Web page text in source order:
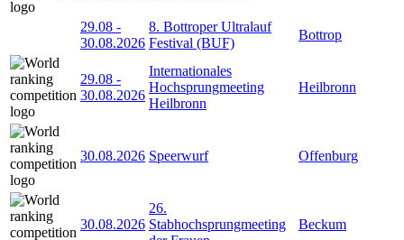
29.08 -
30.08.2026
8. Bottroper Ultralauf
Festival (BUF)
Bottrop
29.08 -
30.08.2026
Internationales
Hochsprungmeeting
Heilbronn
Heilbronn
30.08.2026 Speerwurf Offenburg
30.08.2026
26.
Stabhochsprungmeeting
Beckum